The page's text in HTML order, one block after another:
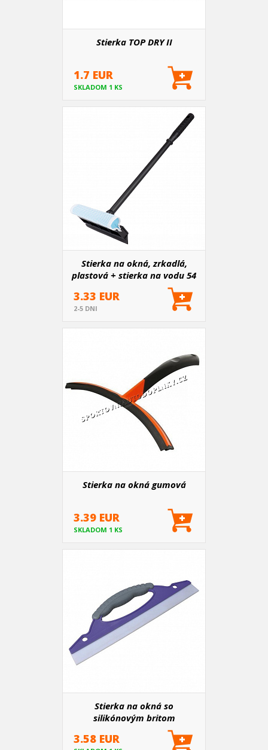
Stierka TOP DRY II
1.7 EUR
SKLADOM 1 KS
Stierka na okná, zrkadlá,
plastová + stierka na vodu 54
3.33 EUR
2-5 DNI
Stierka na okná gumová
3.39 EUR
SKLADOM 1 KS
Stierka na okná so
silikónovým britom
3.58 EUR